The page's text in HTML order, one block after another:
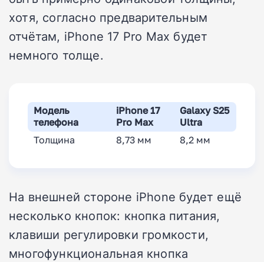
хотя, согласно предварительным
отчётам, iPhone 17 Pro Max будет
немного толще.
Модель
телефона
iPhone 17
Pro Max
Galaxy S25
Ultra
Толщина
8,73 мм 8,2 мм
На внешней стороне iPhone будет ещё
несколько кнопок: кнопка питания,
клавиши регулировки громкости,
многофункциональная кнопка